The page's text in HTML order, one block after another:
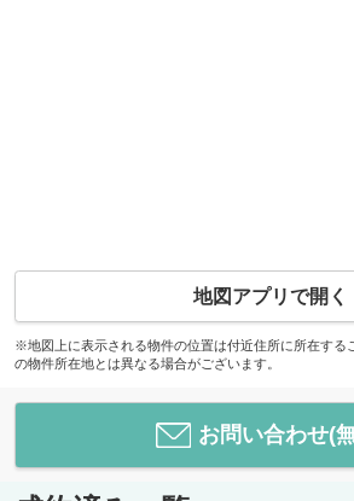
地図アプリで開く
※地図上に表示される物件の位置は付近住所に所在する
の物件所在地とは異なる場合がございます。
お問い合わせ(